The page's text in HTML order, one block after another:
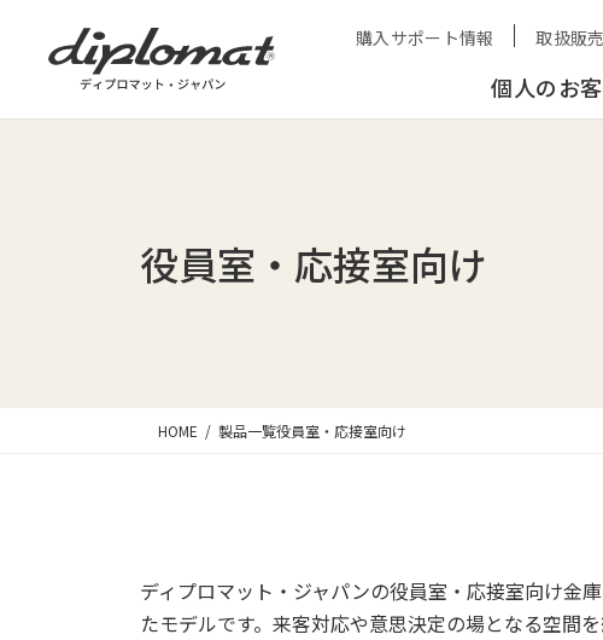
購入サポート情報 取扱販
個人のお
役員室・応接室向け
HOME 製品一覧役員室・応接室向け
ディプロマット・ジャパンの役員室・応接室向け金
たモデルです。来客対応や意思決定の場となる空間